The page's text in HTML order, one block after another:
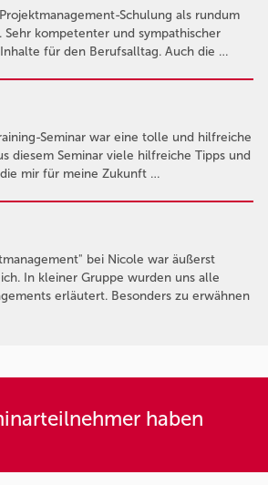
Schulung als rundum
kompetenter und sympathischer
für den Berufsalltag. Auch die …
Seminar war eine tolle und hilfreiche
diesem Seminar viele hilfreiche Tipps und
mir für meine Zukunft …
bei Nicole war äußerst
In kleiner Gruppe wurden uns alle
erläutert. Besonders zu erwähnen
haben